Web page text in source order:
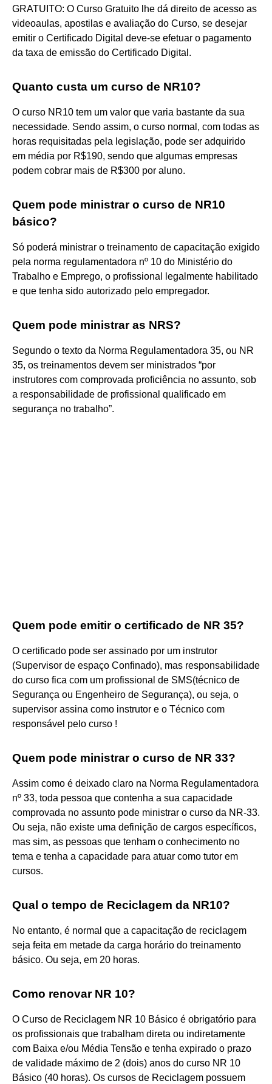
GRATUITO: O Curso Gratuito lhe dá direito de acesso as
videoaulas, apostilas e avaliação do Curso, se desejar
emitir o Certificado Digital deve-se efetuar o pagamento
da taxa de emissão do Certificado Digital.
Quanto custa um curso de NR10?
O curso NR10 tem um valor que varia bastante da sua
necessidade. Sendo assim, o curso normal, com todas as
horas requisitadas pela legislação, pode ser adquirido
em média por R$190, sendo que algumas empresas
podem cobrar mais de R$300 por aluno.
Quem pode ministrar o curso de NR10
básico?
Só poderá ministrar o treinamento de capacitação exigido
pela norma regulamentadora nº 10 do Ministério do
Trabalho e Emprego, o profissional legalmente habilitado
e que tenha sido autorizado pelo empregador.
Quem pode ministrar as NRS?
Segundo o texto da Norma Regulamentadora 35, ou NR
35, os treinamentos devem ser ministrados “por
instrutores com comprovada proficiência no assunto, sob
a responsabilidade de profissional qualificado em
segurança no trabalho”.
Quem pode emitir o certificado de NR 35?
O certificado pode ser assinado por um instrutor
(Supervisor de espaço Confinado), mas responsabilidade
do curso fica com um profissional de SMS(técnico de
Segurança ou Engenheiro de Segurança), ou seja, o
supervisor assina como instrutor e o Técnico com
responsável pelo curso !
Quem pode ministrar o curso de NR 33?
Assim como é deixado claro na Norma Regulamentadora
nº 33, toda pessoa que contenha a sua capacidade
comprovada no assunto pode ministrar o curso da NR-33.
Ou seja, não existe uma definição de cargos específicos,
mas sim, as pessoas que tenham o conhecimento no
tema e tenha a capacidade para atuar como tutor em
cursos.
Qual o tempo de Reciclagem da NR10?
No entanto, é normal que a capacitação de reciclagem
seja feita em metade da carga horário do treinamento
básico. Ou seja, em 20 horas.
Como renovar NR 10?
O Curso de Reciclagem NR 10 Básico é obrigatório para
os profissionais que trabalham direta ou indiretamente
com Baixa e/ou Média Tensão e tenha expirado o prazo
de validade máximo de 2 (dois) anos do curso NR 10
Básico (40 horas). Os cursos de Reciclagem possuem